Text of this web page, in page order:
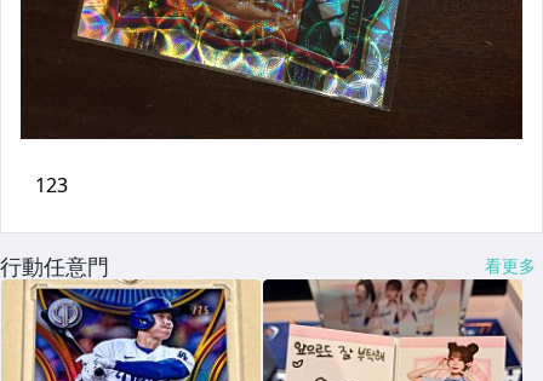
行動任意門 看更多